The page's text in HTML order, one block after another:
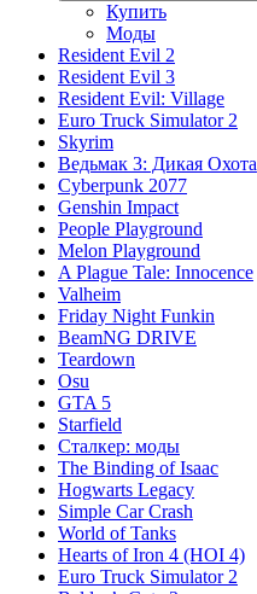
Купить
Моды
Resident Evil 2
Resident Evil 3
Resident Evil: Village
Euro Truck Simulator 2
Skyrim
Ведьмак 3: Дикая Охота
Cyberpunk 2077
Genshin Impact
People Playground
Melon Playground
A Plague Tale: Innocence
Valheim
Friday Night Funkin
BeamNG DRIVE
Teardown
Osu
GTA 5
Starfield
Сталкер: моды
The Binding of Isaac
Hogwarts Legacy
Simple Car Crash
World of Tanks
Hearts of Iron 4 (HOI 4)
Euro Truck Simulator 2